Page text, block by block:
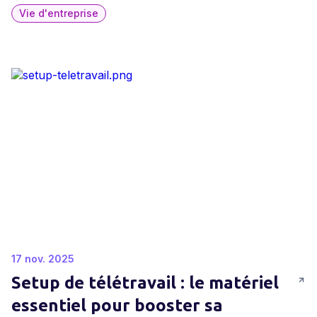
Vie d'entreprise
17 nov. 2025
Setup de télétravail : le matériel
essentiel pour booster sa